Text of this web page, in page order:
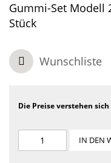
Gummi-Set Modell
Stück
Wunschliste
Die Preise verstehen sich
IN DEN